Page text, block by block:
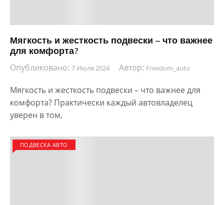
Мягкость и жесткость подвески – что важнее
для комфорта?
Опубликовано: 7 Июля 2024 Автор: Freedom_auto
Мягкость и жесткость подвески – что важнее для
комфорта? Практически каждый автовладелец
уверен в том,
ПОДВЕСКА АВТО